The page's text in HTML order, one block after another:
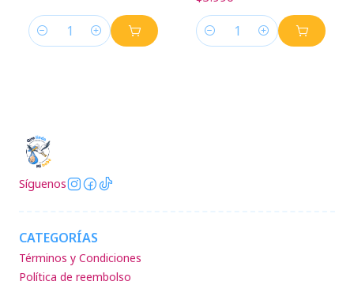
Cantidad Cantidad
Síguenos
CATEGORÍAS
Términos y Condiciones
Política de reembolso